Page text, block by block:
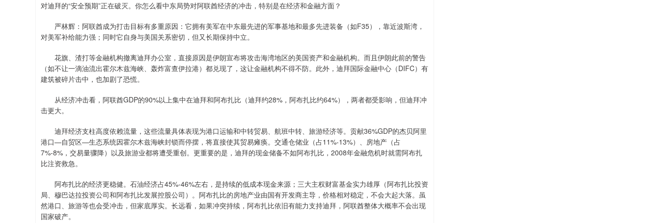
对迪拜的“安全预期”正在破灭。你怎么看中东局势对阿联酋经济的冲击，特别是在经济和金融方面？
严林辉：阿联酋成为打击目标有多重原因：它拥有美军在中东最先进的军事基地和最多先进装备（如F35），靠近波斯湾，
对美军补给能力强；同时它自身与美国关系密切，但又长期保持中立。
花旗、渣打等金融机构撤离迪拜办公室，直接原因是伊朗宣布将攻击海湾地区的美国资产和金融机构。而且伊朗此前的警告
（如不让一滴油流出霍尔木兹海峡、轰炸富查伊拉港）都兑现了，这让金融机构不得不防。此外，迪拜国际金融中心（DIFC）有
建筑被碎片击中，也加剧了恐慌。
从经济冲击看，阿联酋GDP的90%以上集中在迪拜和阿布扎比（迪拜约28%，阿布扎比约64%），两者都受影响，但迪拜冲
击更大。
迪拜经济支柱高度依赖流量，这些流量具体表现为港口运输和中转贸易、航班中转、旅游经济等。贡献36%GDP的杰贝阿里
港口—自贸区—生态系统因霍尔木兹海峡封锁而停摆，将直接使其贸易瘫痪。交通仓储业（占11%-13%）、房地产（占
7%-8%，交易量骤降）以及旅游业都将遭受重创。更重要的是，迪拜的现金储备不如阿布扎比，2008年金融危机时就需阿布扎
比注资救急。
阿布扎比的经济更稳健。石油经济占45%-46%左右，是持续的低成本现金来源；三大主权财富基金实力雄厚（阿布扎比投资
局、穆巴达拉投资公司和阿布扎比发展控股公司）。阿布扎比的房地产业由国有开发商主导，价格相对稳定，不会大起大落。虽
然港口、旅游等也会受冲击，但家底厚实。长远看，如果冲突持续，阿布扎比依旧有能力支持迪拜，阿联酋整体大概率不会出现
国家破产。